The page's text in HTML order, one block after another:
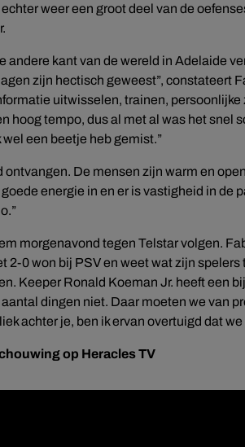
weer een groot deel van de
andere kant van de wereld in Adelaide
zijn hectisch geweest”, constateert
uitwisselen, trainen,
hoog tempo, dus al met al was het snel
een beetje heb gemist.”
ontvangen. De mensen zijn warm en
energie in en er is vastigheid in de
morgenavond tegen Telstar volgen.
2-0 won bij PSV en weet wat zijn spelers
Keeper Ronald Koeman Jr. heeft een
dingen niet. Daar moeten we van
achter je, ben ik ervan overtuigd dat
op Heracles TV